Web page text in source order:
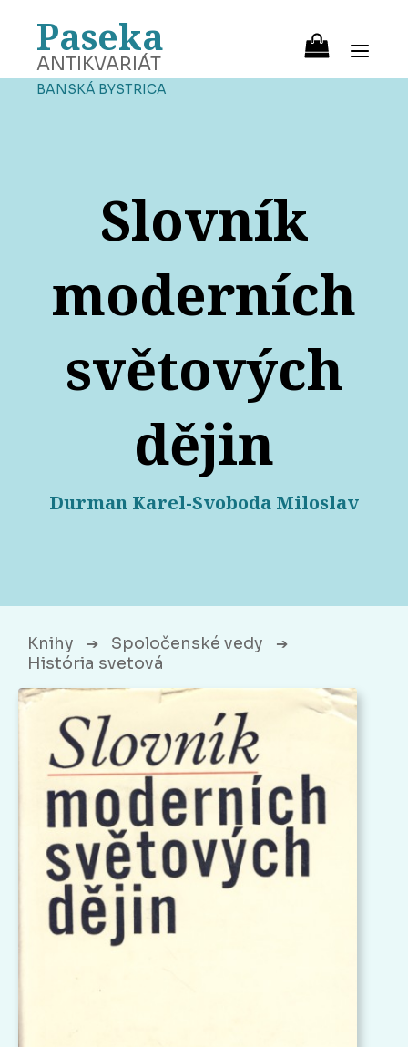
Paseka
ANTIKVARIÁT
BANSKÁ BYSTRICA
Slovník
moderních
světových
dějin
Durman Karel-Svoboda Miloslav
Knihy ➔ Spoločenské vedy ➔
História svetová